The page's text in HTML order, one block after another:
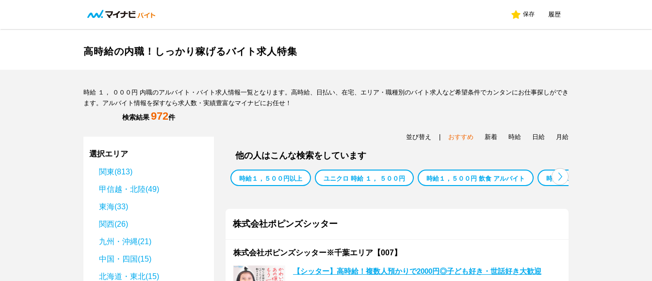
保存 履歴
高時給の内職！しっかり稼げるバイト求人特集
時給 １， ０００円 内職のアルバイト・バイト求人情報一覧となります。高時給、日払い、在宅、エリア・職種別のバイト求人など希望条件でカンタンにお仕事探しができ
ます。アルバイト情報を探すなら求人数・実績豊富なマイナビにお任せ！
検索結果972件
選択エリア
関東(813)
甲信越・北陸(49)
東海(33)
関西(26)
九州・沖縄(21)
中国・四国(15)
北海道・東北(15)
並び替え おすすめ 新着 時給 日給 月給
他の人はこんな検索をしています
時給１，５００円以上 ユニクロ 時給 １， ５００円 時給１，５００円 飲食 アルバイト 時給２０００円
株式会社ポピンズシッター
株式会社ポピンズシッター※千葉エリア【007】
【シッター】高時給！複数人預かりで2000円◎子ども好き・世話好き大歓迎